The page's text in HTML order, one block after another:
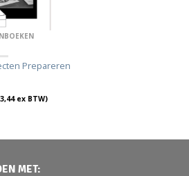
Prepareren
ex BTW)
MET: